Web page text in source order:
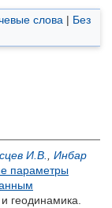
слова | Без
И.В.
Инбар
параметры
геодинамика.